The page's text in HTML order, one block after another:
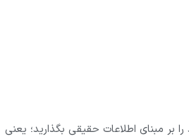
بر مبنای اطلاعات حقیقی بگذارید؛ یعنی